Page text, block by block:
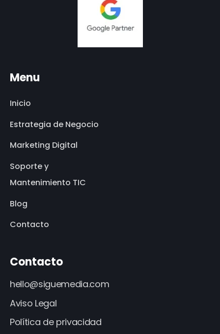
Menu
Inicio
Estrategia de Negocio
Marketing Digital
Soporte y
Mantenimiento TIC
Blog
Contacto
Contacto
hello@siguemedia.com
Aviso Legal
Política de privacidad